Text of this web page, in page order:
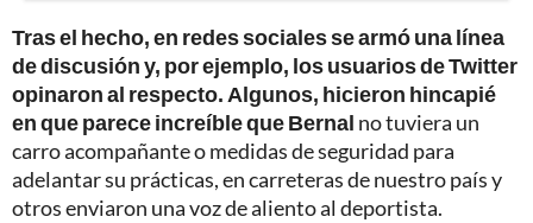
Tras el hecho, en redes sociales se armó una línea
de discusión y, por ejemplo, los usuarios de Twitter
opinaron al respecto. Algunos, hicieron hincapié
en que parece increíble que Bernal no tuviera un
carro acompañante o medidas de seguridad para
adelantar su prácticas, en carreteras de nuestro país y
otros enviaron una voz de aliento al deportista.